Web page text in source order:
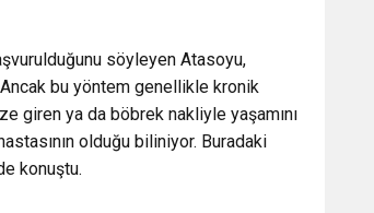
söyleyen Atasoyu,
Ancak bu yöntem genellikle kronik
giren ya da böbrek nakliyle yaşamını
olduğu biliniyor. Buradaki
konuştu.